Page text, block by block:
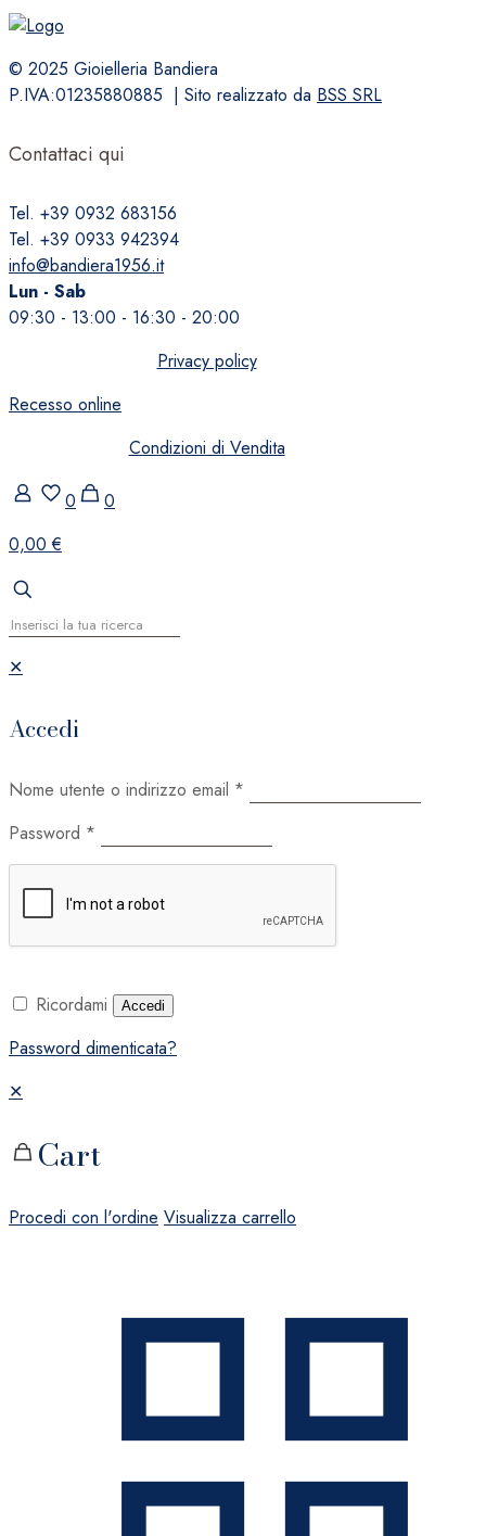
© 2025 Gioielleria Bandiera
P.IVA:01235880885 | Sito realizzato da BSS SRL
Contattaci qui
Tel. +39 0932 683156
Tel. +39 0933 942394
info@bandiera1956.it
Lun - Sab
09:30 - 13:00 - 16:30 - 20:00
Privacy policy
Recesso online
Condizioni di Vendita
0
0
0,00 €
✕
Accedi
Nome utente o indirizzo email *
Password *
Ricordami Accedi
Password dimenticata?
✕
Cart
Procedi con l'ordine Visualizza carrello